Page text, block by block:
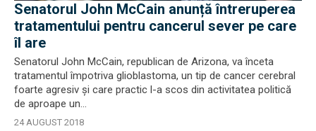
Senatorul John McCain anunță întreruperea
tratamentului pentru cancerul sever pe care
îl are
Senatorul John McCain, republican de Arizona, va înceta
tratamentul împotriva glioblastoma, un tip de cancer cerebral
foarte agresiv și care practic l-a scos din activitatea politică
de aproape un...
24 AUGUST 2018